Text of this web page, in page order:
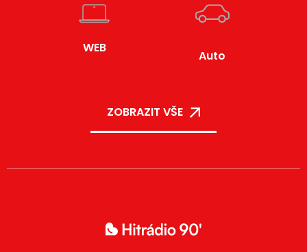
WEB
Auto
ZOBRAZIT VŠE